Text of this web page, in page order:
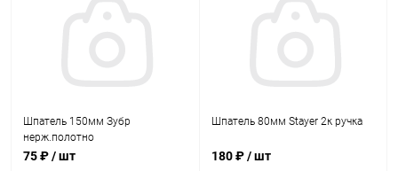
Шпатель 150мм Зубр
нерж.полотно
75 ₽/ шт
Шпатель 80мм Stayer 2к ручка
180 ₽/ шт